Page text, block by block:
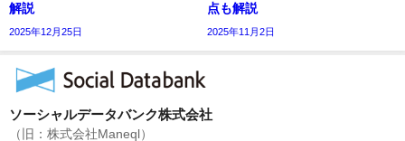
解説
2025年12月25日
点も解説
2025年11月2日
ソーシャルデータバンク株式会社
（旧：株式会社Maneql）